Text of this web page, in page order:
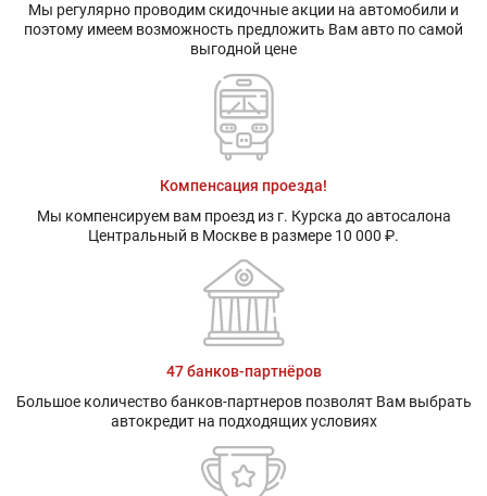
Мы регулярно проводим скидочные акции на автомобили и
поэтому имеем возможность предложить Вам авто по самой
выгодной цене
Компенсация проезда!
Мы компенсируем вам проезд из г. Курска до автосалона
Центральный в Москве в размере 10 000 ₽.
47 банков-партнёров
Большое количество банков-партнеров позволят Вам выбрать
автокредит на подходящих условиях